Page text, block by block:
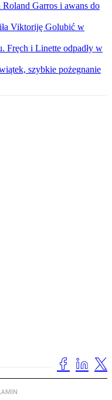
Garros i awans do
Viktoriję Golubić w
Fręch i Linette odpadły w
szybkie pożegnanie